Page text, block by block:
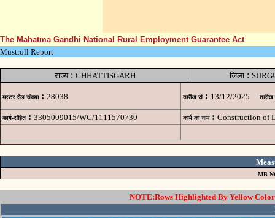
The Mahatma Gandhi National Rural Employment Guarantee Act
Mustroll Report
राज्य: CHHATTISGARH जिला:
मस्टर रोल संख्या : 28038 तारीख से : 13/12/2025 तारीख
कार्य-संहित : 3305009015/WC/1111570730 कार्य का नाम : Construction of
MB
NOTE:Rows Highlighted By Yellow